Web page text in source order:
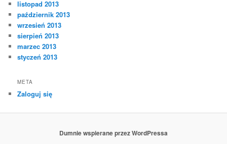
listopad 2013
październik 2013
wrzesień 2013
sierpień 2013
marzec 2013
styczeń 2013
META
Zaloguj się
Dumnie wspierane przez WordPressa